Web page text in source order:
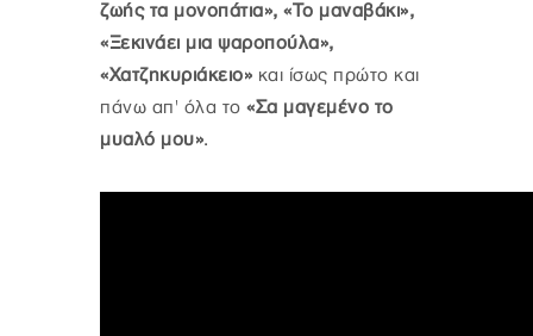
ζωής τα μονοπάτια», «Το μαναβάκι»,
«Ξεκινάει μια ψαροπούλα»,
«Χατζηκυριάκειο» και ίσως πρώτο και
πάνω απ' όλα το «Σα μαγεμένο το
μυαλό μου».